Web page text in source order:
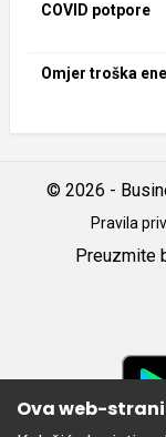
COVID potpore
Omjer troška
© 2026 -
Pravila
Preuzmite
Ova web-